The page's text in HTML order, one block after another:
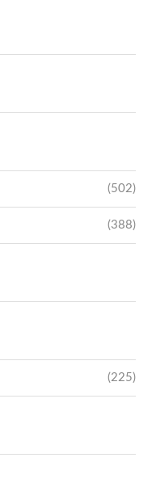
(502)
(388)
(225)